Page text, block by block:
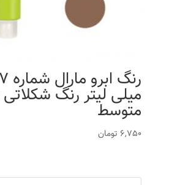
میلی لیتر رنگ
متوسط
6,750 تومان